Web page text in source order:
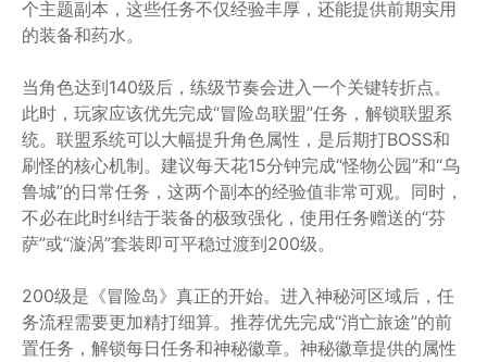
个主题副本，这些任务不仅经验丰厚，还能提供前期实用
的装备和药水。
当角色达到140级后，练级节奏会进入一个关键转折点。
此时，玩家应该优先完成“冒险岛联盟”任务，解锁联盟系
统。联盟系统可以大幅提升角色属性，是后期打BOSS和
刷怪的核心机制。建议每天花15分钟完成“怪物公园”和“乌
鲁城”的日常任务，这两个副本的经验值非常可观。同时，
不必在此时纠结于装备的极致强化，使用任务赠送的“芬
萨”或“漩涡”套装即可平稳过渡到200级。
200级是《冒险岛》真正的开始。进入神秘河区域后，任
务流程需要更加精打细算。推荐优先完成“消亡旅途”的前
置任务，解锁每日任务和神秘徽章。神秘徽章提供的属性